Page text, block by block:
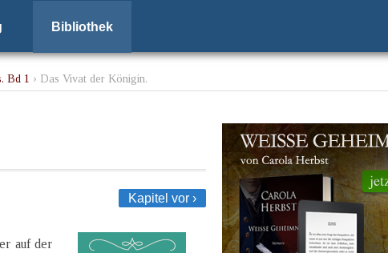
Bibliothek
Bd 1 › Das Vivat der Königin.
Kapitel vor ›
auf der